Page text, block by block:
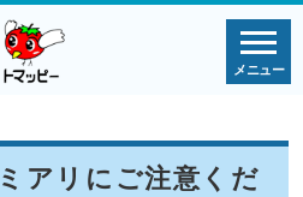
メニュー
アリにご注意くだ